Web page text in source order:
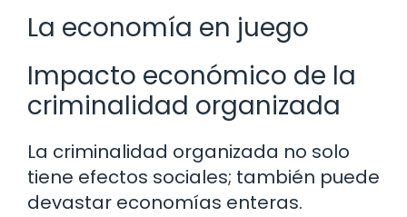
La economía en juego
Impacto económico de la
criminalidad organizada
La criminalidad organizada no solo
tiene efectos sociales; también puede
devastar economías enteras.